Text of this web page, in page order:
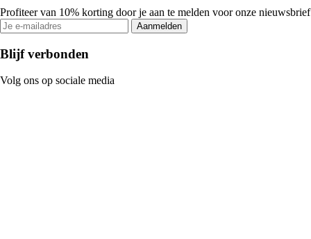
Profiteer van 10% korting door je aan te melden voor onze nieuwsbrief
Aanmelden
Blijf verbonden
Volg ons op sociale media